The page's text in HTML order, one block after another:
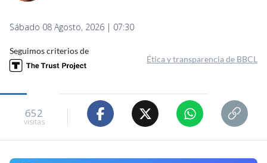
Sábado 08 Agosto, 2026 | 07:30
Seguimos criterios de
Ética y transparencia de BBCL
652
visitas